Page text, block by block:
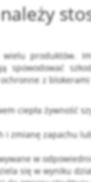
wielu produktów.
spowodować
z blokerami
ciepła żywność
i zmianę zapachu
w
się w wyniku